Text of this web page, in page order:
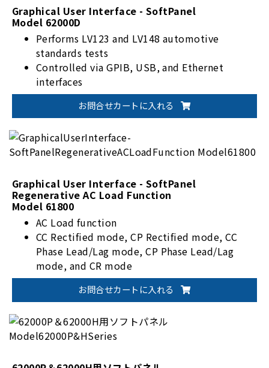
STEP Mode quickly composes one-directional
voltage rise or drop tests
Graphical User Interface - SoftPanel
Model 62000D
Performs LV123 and LV148 automotive
standards tests
Controlled via GPIB, USB, and Ethernet
interfaces
Supports report functions with sampling
rates from 1 to 10,000 seconds, and a record
seconds
List mode supports 100 levels of voltage
rate for voltage, current, and dwell time
(ranging from 5ms to 15,000s)
Supports battery simulator and fuel cell
simulator
お問合せカートに入れる
Graphical User Interface - SoftPanel
Regenerative AC Load Function
Model 61800
AC Load function
CC Rectified mode, CP Rectified mode, CC
Phase Lead/Lag mode, CP Phase Lead/Lag
mode, and CR mode
Provides 100 sets of Auto Run changes
Supports report function
お問合せカートに入れる